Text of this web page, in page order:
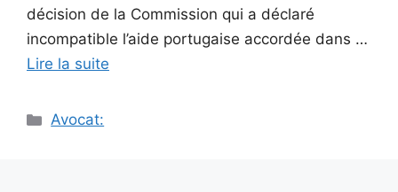
décision de la Commission qui a déclaré
incompatible l’aide portugaise accordée dans …
Lire la suite
Catégories
Avocat: